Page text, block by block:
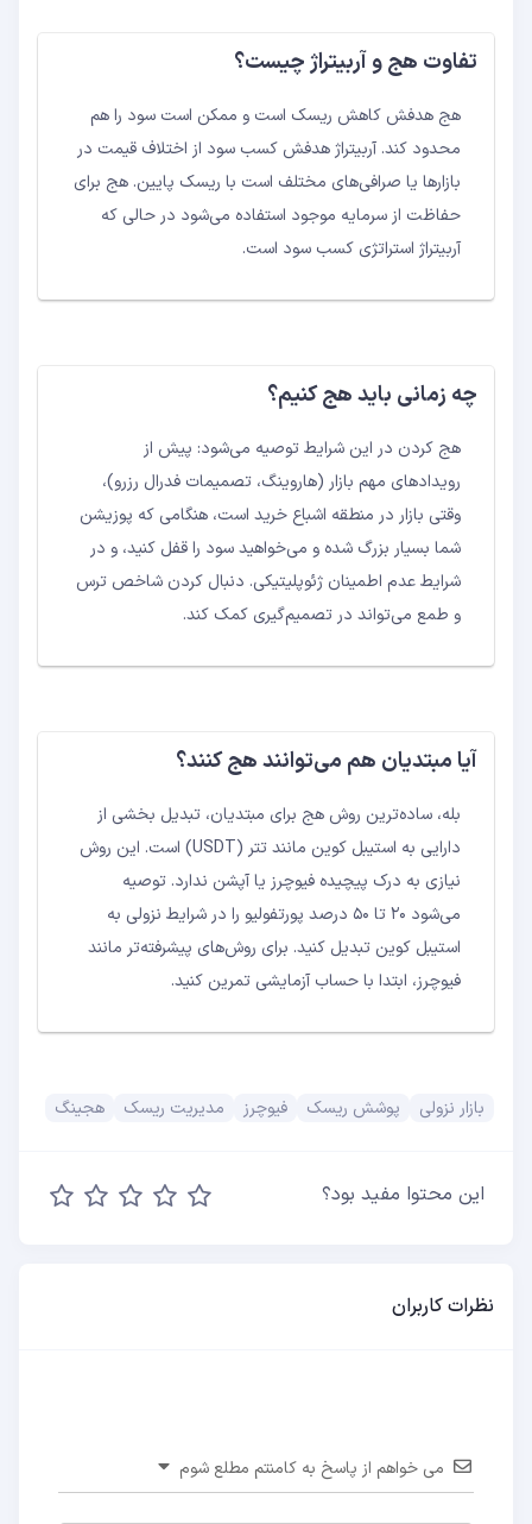
تفاوت هج و آربیتراژ چیست؟
هج هدفش کاهش ریسک است و ممکن است سود را هم
محدود کند. آربیتراژ هدفش کسب سود از اختلاف قیمت در
بازارها یا صرافی‌های مختلف است با ریسک پایین. هج برای
حفاظت از سرمایه موجود استفاده می‌شود در حالی که
آربیتراژ استراتژی کسب سود است.
چه زمانی باید هج کنیم؟
هج کردن در این شرایط توصیه می‌شود: پیش از
رویدادهای مهم بازار (هاروینگ، تصمیمات فدرال رزرو)،
وقتی بازار در منطقه اشباع خرید است، هنگامی که پوزیشن
شما بسیار بزرگ شده و می‌خواهید سود را قفل کنید، و در
شرایط عدم اطمینان ژئوپلیتیکی. دنبال کردن شاخص ترس
و طمع می‌تواند در تصمیم‌گیری کمک کند.
آیا مبتدیان هم می‌توانند هج کنند؟
بله، ساده‌ترین روش هج برای مبتدیان، تبدیل بخشی از
دارایی به استیبل کوین مانند تتر (USDT) است. این روش
نیازی به درک پیچیده فیوچرز یا آپشن ندارد. توصیه
می‌شود ۲۰ تا ۵۰ درصد پورتفولیو را در شرایط نزولی به
استیبل کوین تبدیل کنید. برای روش‌های پیشرفته‌تر مانند
فیوچرز، ابتدا با حساب آزمایشی تمرین کنید.
بازار نزولی پوشش ریسک فیوچرز مدیریت ریسک هجینگ
این محتوا مفید بود؟
نظرات کاربران
می خواهم از پاسخ به کامنتم مطلع شوم